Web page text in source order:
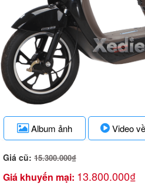
Album ảnh Video
Giá cũ: 15.300.000₫
Giá khuyến mại: 13.800.000₫